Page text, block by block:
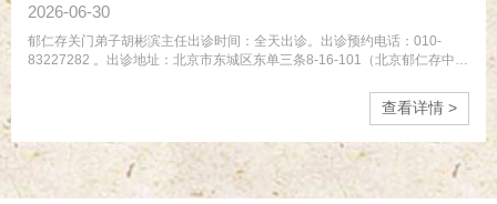
2026-06-30
郁仁存关门弟子胡彬滨主任出诊时间：全天出诊。出诊预约电话：010-
83227282 。出诊地址：北京市东城区东单三条8-16-101（北京郁仁存中医
查看详情 >